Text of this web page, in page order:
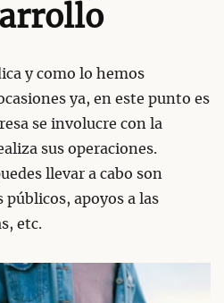
y como lo hemos
ya, en este punto es
se involucre con la
sus operaciones.
llevar a cabo son
públicos, apoyos a las
etc.